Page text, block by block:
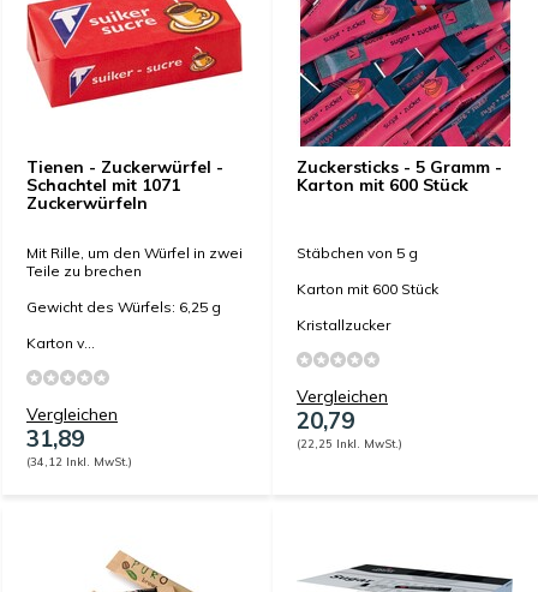
Tienen - Zuckerwürfel -
Schachtel mit 1071
Zuckerwürfeln
Mit Rille, um den Würfel in zwei
Teile zu brechen
Gewicht des Würfels: 6,25 g
Karton v...
Vergleichen
31,89
(34,12 Inkl. MwSt.)
Zuckersticks - 5 Gramm -
Karton mit 600 Stück
Stäbchen von 5 g
Karton mit 600 Stück
Kristallzucker
Vergleichen
20,79
(22,25 Inkl. MwSt.)